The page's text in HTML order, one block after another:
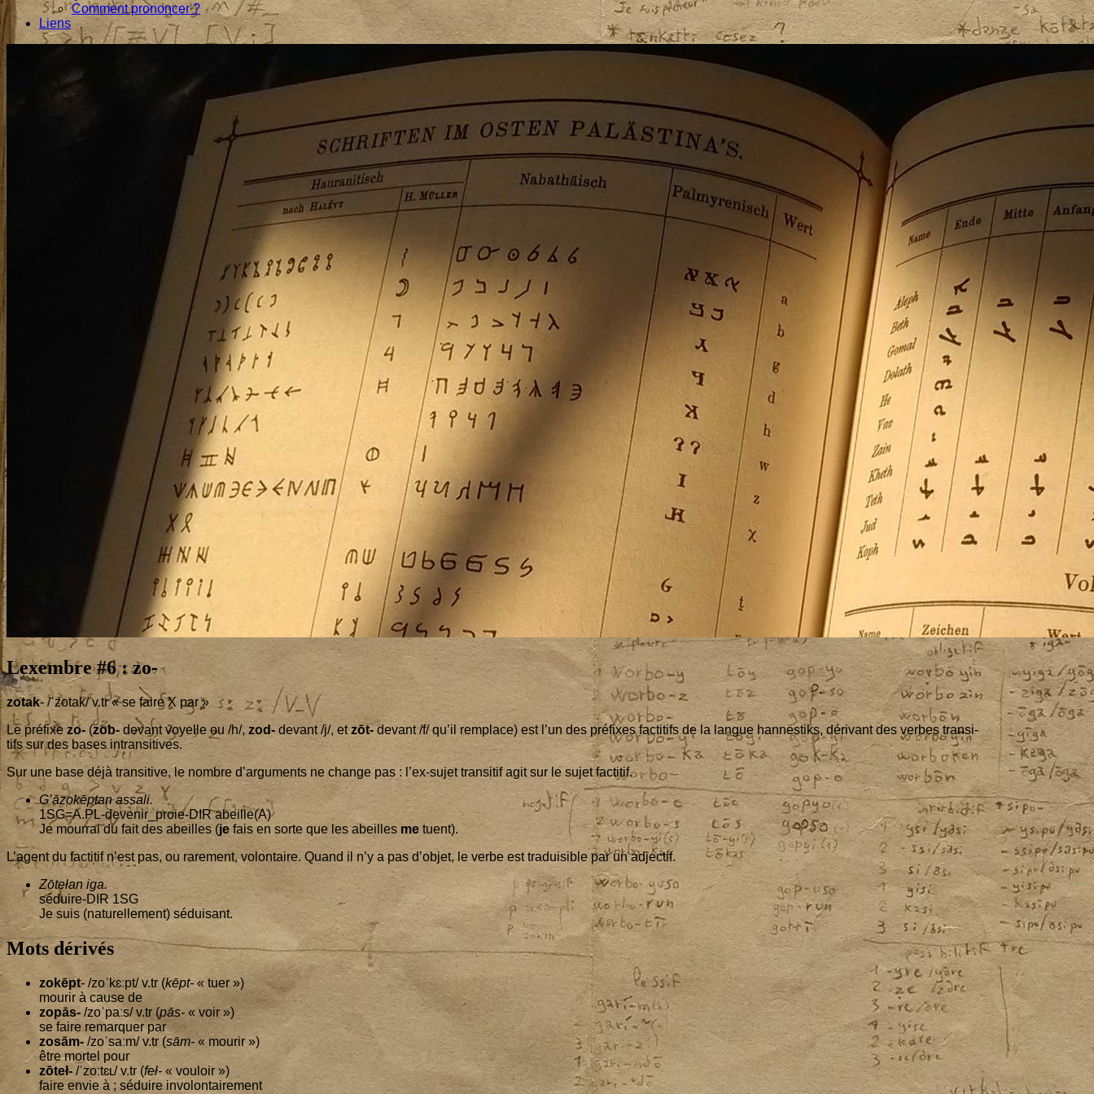
Comment prononcer ?
Liens
Lexembre #6: zo-
zotak- /ˈzotak/ v.tr « se faire X par »
Le pré­fixe zo- (zob- devant voyelle ou /h/,zod-devant /j/, etzōt-devant /f/ qu’il rem­place) est l’un des pré­fixes fac­ti­tifs de la langue han­nes­tiks, déri­vant des verbes tran­si­
tifs sur des bases intransitives.
Sur une base déjà tran­si­tive, le nombre d’ar­gu­ments ne change pas : l’ex-sujet tran­si­tif agit sur le sujet factitif.
G’ā­zokēp­tan assa­li.
1SG=A.PL-devenir_proie-DIR abeille(A)
Je mour­rai du fait des abeilles (je fais en sorte que les abeilles me tuent).
L’agent du fac­ti­tif n’est pas, ou rare­ment, volon­taire. Quand il n’y a pas d’ob­jet, le verbe est tra­dui­sible par un adjectif.
Zōtełan iga.
séduire-DIR 1SG
Je suis (natu­rel­le­ment) séduisant.
Mots dérivés
zokēpt- /zoˈkɛːpt/ v.tr (kēpt-« tuer »)
mou­rir à cause de
zopās- /zoˈpaːs/ v.tr (pās- « voir »)
se faire remar­quer par
zosām- /zoˈsaːm/ v.tr (sām-« mou­rir »)
être mor­tel pour
zōteł- /ˈzoːtɛʟ/ v.tr (feł- « vou­loir »)
faire envie à ; séduire involontairement